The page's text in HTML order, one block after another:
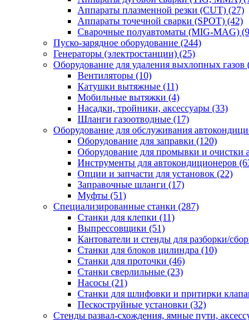
Аппараты плазменной резки (CUT) (27)
Аппараты точечной сварки (SPOT) (42)
Сварочные полуавтоматы (MIG-MAG)
Пуско-зарядное оборудование (244)
Генераторы (электростанции) (25)
Оборудование для удаления выхлопных газов
Вентиляторы (10)
Катушки вытяжные (11)
Мобильные вытяжки (4)
Насадки, тройники, аксессуары (33)
Шланги газоотводные (17)
Оборудование для обслуживания
Оборудование для заправки (120)
Оборудование для промывки и очистки
Инструменты для автокондиционеров
Опции и запчасти для установок (22)
Заправочные шланги (17)
Муфты (51)
Специализированные станки (287)
Станки для клепки (11)
Выпрессовщики (51)
Кантователи и стенды для разборки/
Станки для блоков цилиндра (10)
Станки для проточки (46)
Станки сверлильные (23)
Насосы (21)
Станки для шлифовки и притирки
Пескоструйные установки (32)
Стенды развал-схождения, ямные пути,